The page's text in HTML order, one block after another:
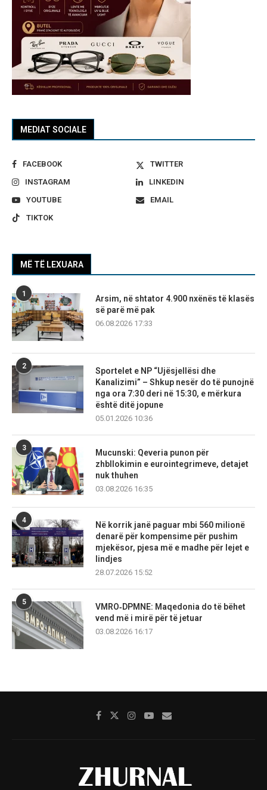
MEDIAT SOCIALE
FACEBOOK
TWITTER
INSTAGRAM
LINKEDIN
YOUTUBE
EMAIL
TIKTOK
MË TË LEXUARA
1
Arsim, në shtator 4.900 nxënës të klasës
së parë më pak
06.08.2026 17:33
2
Sportelet e NP “Ujësjellësi dhe
Kanalizimi” – Shkup nesër do të punojnë
nga ora 7:30 deri në 15:30, e mërkura
është ditë jopune
05.01.2026 10:36
3
Mucunski: Qeveria punon për
zhbllokimin e eurointegrimeve, detajet
nuk thuhen
03.08.2026 16:35
4
Në korrik janë paguar mbi 560 milionë
denarë për kompensime për pushim
mjekësor, pjesa më e madhe për lejet e
lindjes
28.07.2026 15:52
5
VMRO‑DPMNE: Maqedonia do të bëhet
vend më i mirë për të jetuar
03.08.2026 16:17